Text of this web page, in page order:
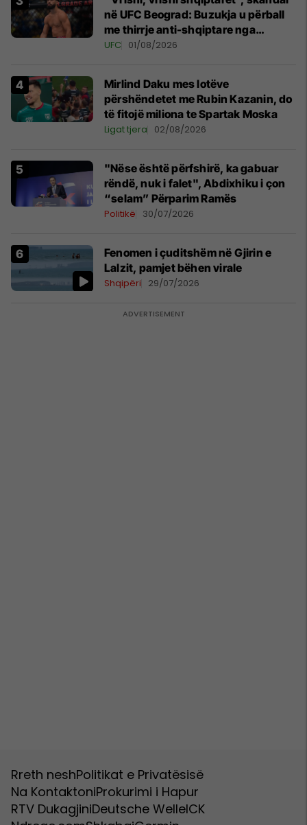
në UFC Beograd: Buzukja u përball
me thirrje anti-shqiptare nga
tribunat
UFC 01/08/2026
Mirlind Daku mes lotëve
përshëndetet me Rubin Kazanin, do
të fitojë miliona te Spartak Moska
Ligat tjera 02/08/2026
"Nëse është përfshirë, ka gabuar
rëndë, nuk i falet", Abdixhiku i çon
“selam” Përparim Ramës
Politikë 30/07/2026
Fenomen i çuditshëm në Gjirin e
Lalzit, pamjet bëhen virale
Shqipëri 29/07/2026
Rreth neshPolitikat e Privatësisë
Na KontaktoniProkurimi i Hapur
RTV DukagjiniDeutsche WelleICK